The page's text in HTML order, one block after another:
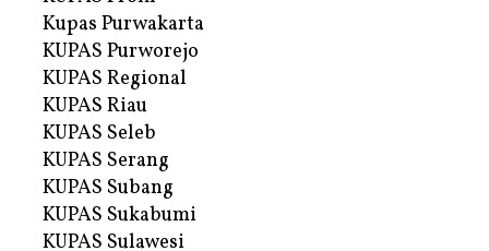
Kupas Purwakarta
KUPAS Purworejo
KUPAS Regional
KUPAS Riau
KUPAS Seleb
KUPAS Serang
KUPAS Subang
KUPAS Sukabumi
KUPAS Sulawesi